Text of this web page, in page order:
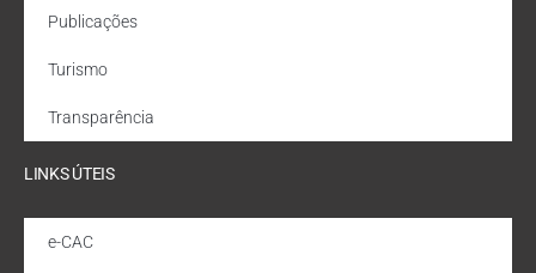
Publicações
Turismo
Transparência
LINKS ÚTEIS
e-CAC